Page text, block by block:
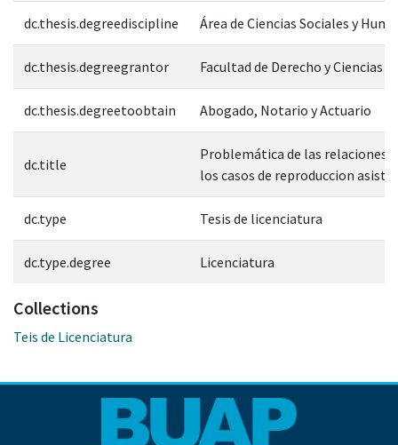
dc.thesis.degreediscipline Área de Ciencias Sociales y
dc.thesis.degreegrantor Facultad de Derecho y Ciencias
dc.thesis.degreetoobtain Abogado, Notario y Actuario
dc.title
Problemática de las relaciones
los casos de reproduccion
dc.type Tesis de licenciatura
dc.type.degree Licenciatura
Collections
Teis de Licenciatura